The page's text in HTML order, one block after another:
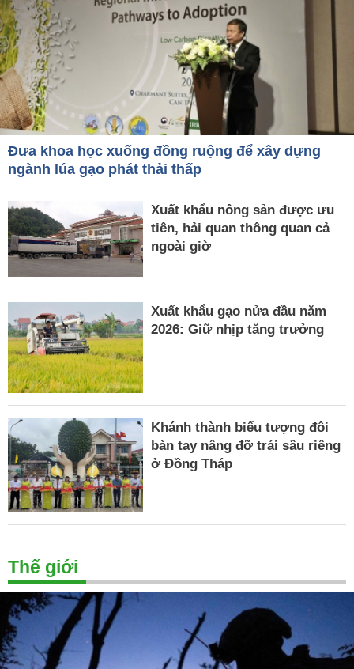
Đưa khoa học xuống đồng ruộng để xây dựng
ngành lúa gạo phát thải thấp
Xuất khẩu nông sản được ưu
tiên, hải quan thông quan cả
ngoài giờ
Xuất khẩu gạo nửa đầu năm
2026: Giữ nhịp tăng trưởng
Khánh thành biểu tượng đôi
bàn tay nâng đỡ trái sầu riêng
ở Đồng Tháp
Thế giới